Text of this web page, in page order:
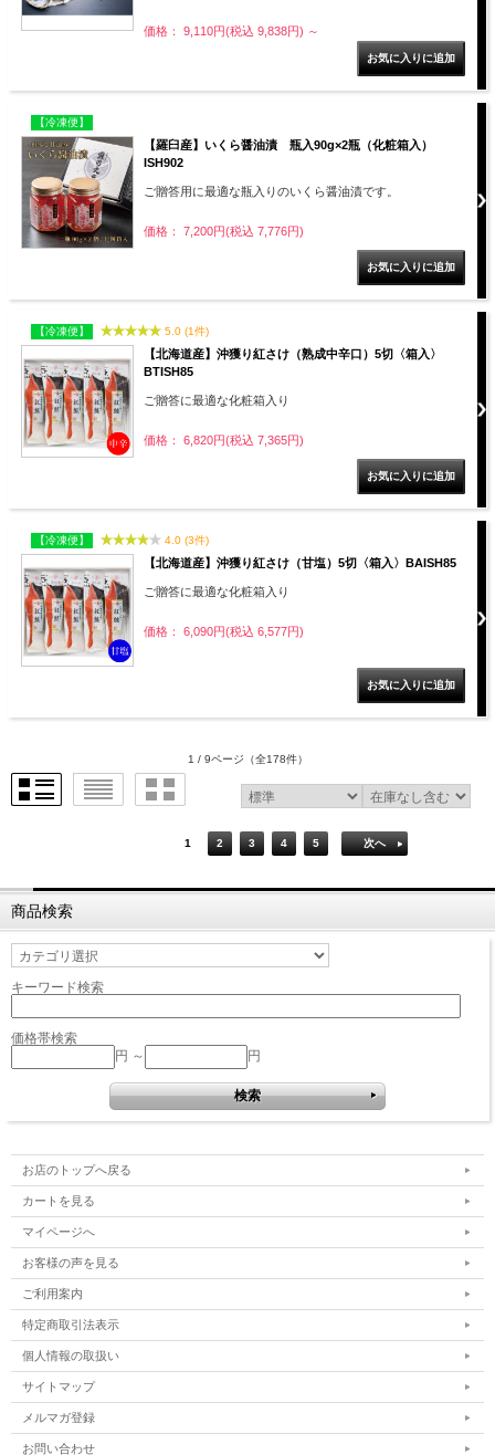
価格： 9,110円(税込 9,838円) ～
【冷凍便】
【羅臼産】いくら醤油漬 瓶入90g×2瓶（化粧箱入）
ISH902
ご贈答用に最適な瓶入りのいくら醤油漬です。
価格： 7,200円(税込 7,776円)
【冷凍便】 5.0 (1件)
【北海道産】沖獲り紅さけ（熟成中辛口）5切〈箱入〉
BTISH85
ご贈答に最適な化粧箱入り
価格： 6,820円(税込 7,365円)
【冷凍便】 4.0 (3件)
【北海道産】沖獲り紅さけ（甘塩）5切〈箱入〉BAISH85
ご贈答に最適な化粧箱入り
価格： 6,090円(税込 6,577円)
1 / 9ページ （全178件）
1 2 3 4 5 次へ
商品検索
キーワード検索
価格帯検索
円 ～
円
お店のトップへ戻る
カートを見る
マイページへ
お客様の声を見る
ご利用案内
特定商取引法表示
個人情報の取扱い
サイトマップ
メルマガ登録
お問い合わせ